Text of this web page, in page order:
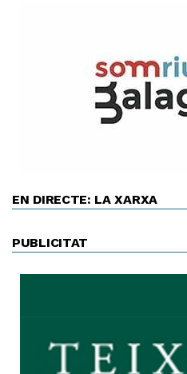
EN DIRECTE: LA XARXA
PUBLICITAT